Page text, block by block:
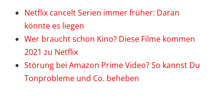
Netflix cancelt Serien immer früher: Daran
könnte es liegen
Wer braucht schon Kino? Diese Filme kommen
2021 zu Netflix
Störung bei Amazon Prime Video? So kannst Du
Tonprobleme und Co. beheben